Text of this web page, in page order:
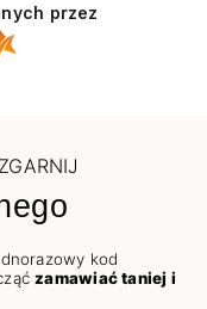
przez
kod
zamawiać taniej i